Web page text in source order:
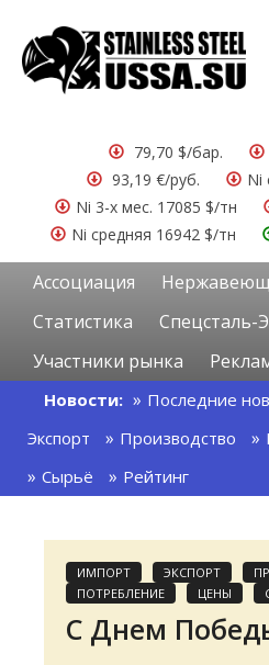
79,70 $/бар.
93,19 €/руб.
Ni
Ni 3-х мес. 17085 $/тн
Ni средняя 16942 $/тн
Ассоциация
Статистика
Спецсталь-
Участники рынка
Новости: Последние
Экспорт
Производство
Сырьё
Рейтинг
ИМПОРТ ЭКСПОРТ
ПОТРЕБЛЕНИЕ
ЦЕНЫ
С Днем